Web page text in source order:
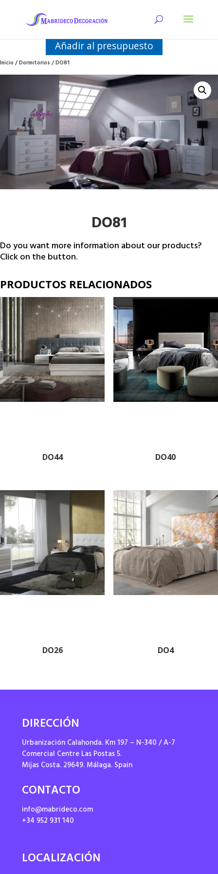
Añadir al presupuesto
Inicio/Dormitorios/ DO81
DO81
Do you want more information about our products?
Click on the button.
PRODUCTOS RELACIONADOS
DO44 DO40
DO26 DO4
DIRECCIÓN
Urbanización Calahonda. Km 197 – N-340 / A-7
Comercial Centre Las Postas 5.
Mijas Costa. 29649. Málaga. Spain
CONTACTO
info@mabrideco.com
+34 952 931 140
LOCALIZACIÓN